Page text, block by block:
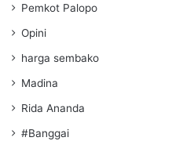
Pemkot Palopo
Opini
harga sembako
Madina
Rida Ananda
#Banggai